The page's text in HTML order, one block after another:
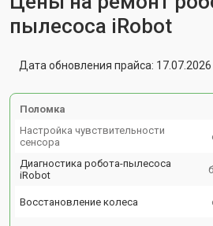
пылесоса iRobot
Дата обновления прайса: 17.07.2026
Поломка
Настройка чувствительности
сенсора
Диагностика робота-пылесоса
iRobot
Восстановление колеса